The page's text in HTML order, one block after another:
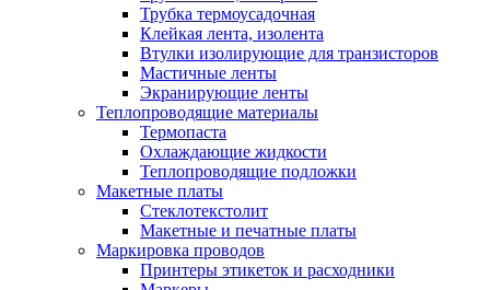
Трубка термоусадочная
Клейкая лента, изолента
Втулки изолирующие для транзисторов
Мастичные ленты
Экранирующие ленты
Теплопроводящие материалы
Термопаста
Охлаждающие жидкости
Теплопроводящие подложки
Макетные платы
Стеклотекстолит
Макетные и печатные платы
Маркировка проводов
Принтеры этикеток и расходники